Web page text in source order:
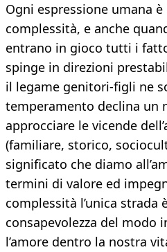
Ogni espressione umana
complessità, e anche
entrano in gioco tutti i
spinge in direzioni
il legame genitori-figli ne
temperamento declina un
approcciare le vicende
(familiare, storico,
significato che diamo
termini di valore ed
complessità l’unica strada
consapevolezza del modo
l’amore dentro la nostra